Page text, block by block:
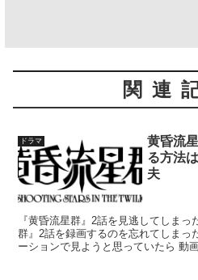
関連
ドラマ
黄昏流
る方法
夫
『黄昏流星群』2話を見逃してしま
群』2話を録画するのを忘れてしまっ
ーションで見ようと思っていたら 動